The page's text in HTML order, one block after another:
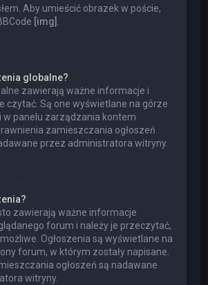
Aby umieścić obrazek w poście,
[img] .
globalne?
zawierają ważne informacje i
czytać. Są one wyświetlane na górze
w panelu zarządzania kontem
zamieszczania ogłoszeń
przez administratora witryny.
zawierają ważne informacje
forum i należy je przeczytać,
Ogłoszenia są wyświetlane na
forum, w którym zostały napisane.
ogłoszeń są nadawane
witryny.